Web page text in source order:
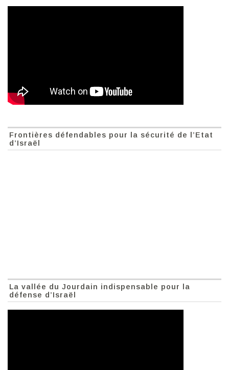
Frontières défendables pour la sécurité de l’Etat
d’Israël
La vallée du Jourdain indispensable pour la
défense d’Israël